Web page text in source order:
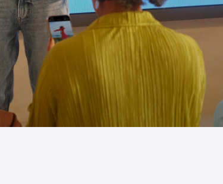
为你的团队预约专属课程。
编程、设计，或是探索摄影艺术。查找最适合你们的课程，
和创造，用喜爱的产品实现更多可能。